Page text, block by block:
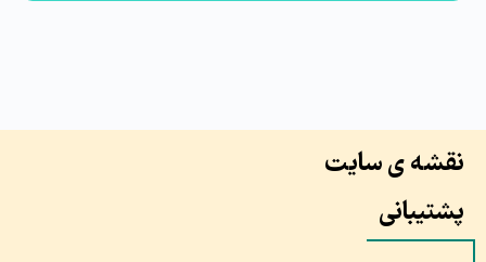
نقشه ی سایت
پشتیبانی